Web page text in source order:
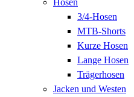
3/4-Hosen
MTB-Shorts
Kurze Hosen
Lange Hosen
Trägerhosen
Jacken und Westen